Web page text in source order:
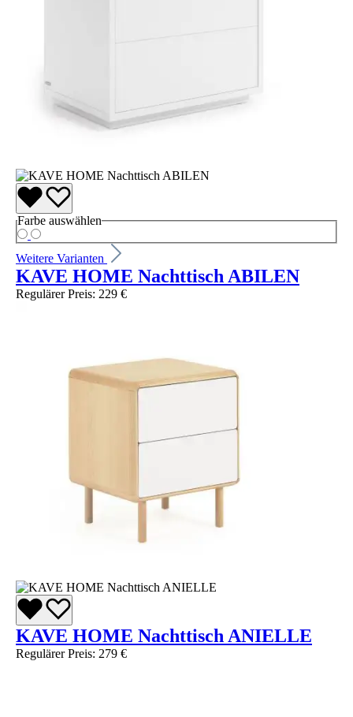
Farbe auswählen
Weitere Varianten
KAVE HOME Nachttisch ABILEN
Regulärer Preis: 229 €
KAVE HOME Nachttisch ANIELLE
Regulärer Preis: 279 €